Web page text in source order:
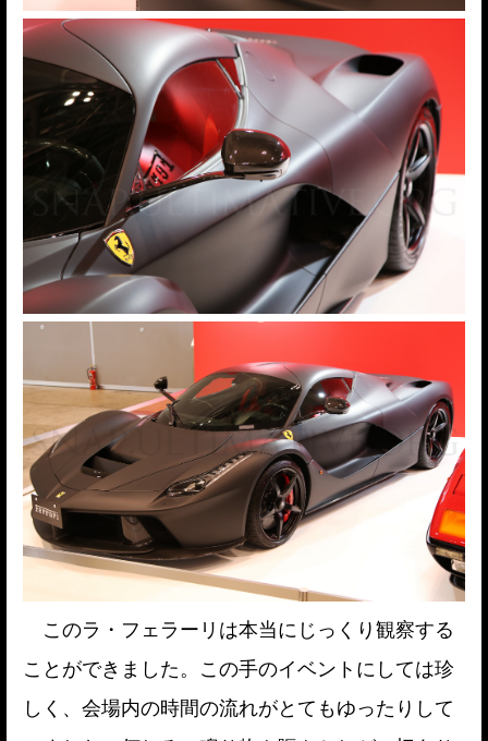
このラ・フェラーリは本当にじっくり観察する
ことができました。この手のイベントにしては珍
しく、会場内の時間の流れがとてもゆったりして